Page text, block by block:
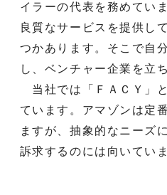
イラーの代表を務めてい
良質なサービスを提供し
つかあります。そこで自
し、ベンチャー企業を立
当社では「ＦＡＣＹ」
ています。アマゾンは定
ますが、抽象的なニーズ
訴求するのには向いてい